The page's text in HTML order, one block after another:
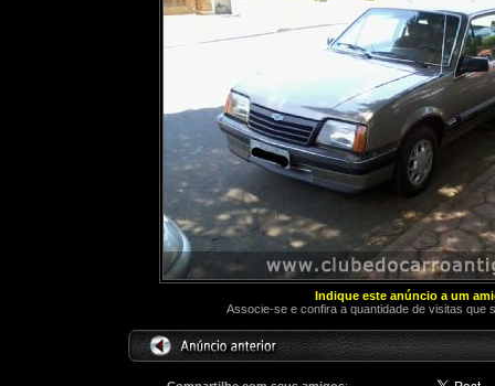
Indique este anúncio a um
Associe-se e confira a quantidade de visitas que